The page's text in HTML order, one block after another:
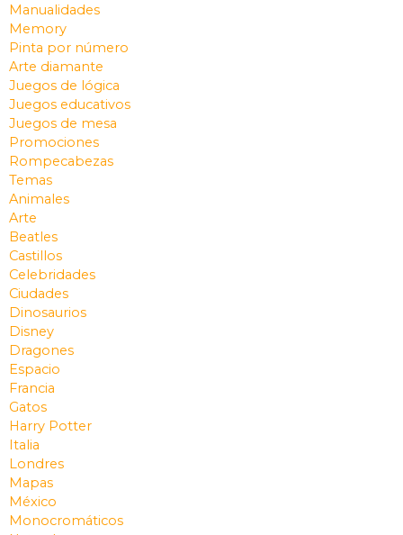
Manualidades
Memory
Pinta por número
Arte diamante
Juegos de lógica
Juegos educativos
Juegos de mesa
Promociones
Rompecabezas
Temas
Animales
Arte
Beatles
Castillos
Celebridades
Ciudades
Dinosaurios
Disney
Dragones
Espacio
Francia
Gatos
Harry Potter
Italia
Londres
Mapas
México
Monocromáticos